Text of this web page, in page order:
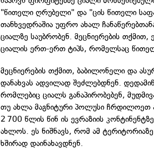
"წითელი ღრუბელი" და "ცის წითელი
თანხვედრაშია უფრო ახალ
ციალზე საუბრობენ. მეცნიერების თქმით,
ციალის ერთ-ერთ ტიპს, რომელსაც
მეცნიერების თქმით, ბაბილონელი და
დანახვას ადვილად შეძლებდნენ.
რომლებიც ციალს განაპირობებენ,
თუ ახლა მაგნიტური პოლუსი ჩრდილოეთ
2 700 წლის წინ ის ევრაზიის
ახლოს. ეს ნიშნავს, რომ ამ
ხშირად დაინახავდნენ.